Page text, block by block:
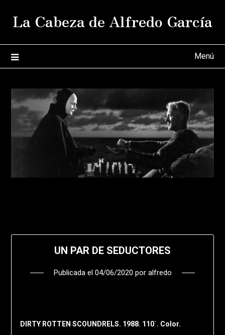
La Cabeza de Alfredo García
Menú
UN PAR DE SEDUCTORES
Publicada el 04/06/2020 por alfredo
DIRTY ROTTEN SCOUNDRELS. 1988. 110´. Color.